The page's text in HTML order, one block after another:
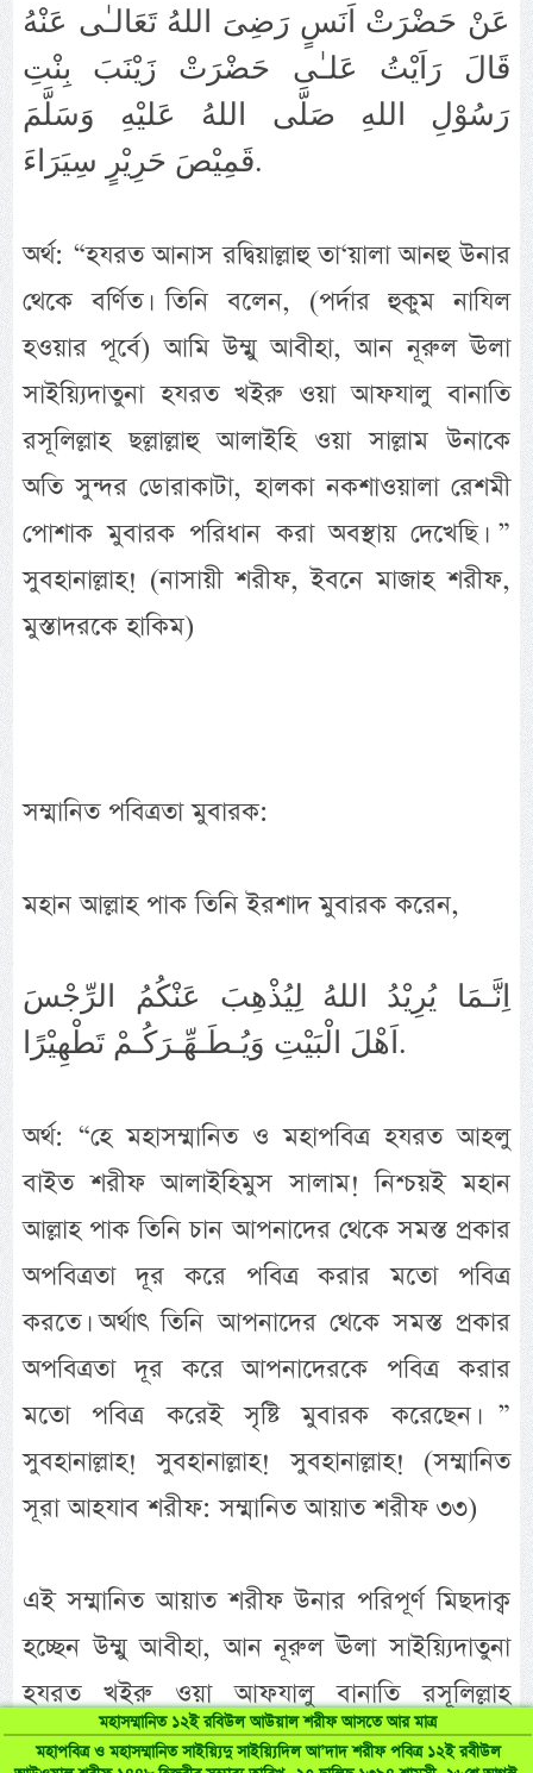
মহাসম্মানিত ১২ই রবিউল আউয়াল শরীফ আসতে আর মাত্র
মহাপবিত্র ও মহাসম্মানিত সাইয়্যিদু সাইয়্যিদিল আ’দাদ শরীফ পবিত্র ১২ই রবীউল
عَنْ حَضْرَتْ اَنَسٍ رَضِىَ اللهُ تَعَالـٰى عَنْهُ
قَالَ رَاَيْتُ عَلـٰى حَضْرَتْ زَيْنَبَ بِنْتِ
رَسُوْلِ اللهِ صَلَّى اللهُ عَليْهِ وَسَلَّمَ
قَمِيْصَ حَرِيْرٍ سِيَرَاءَ.
অর্থ: “হযরত আনাস রদ্বিয়াল্লাহু তা‘য়ালা আনহু উনার
থেকে বর্ণিত। তিনি বলেন, (পর্দার হুকুম নাযিল
হওয়ার পূর্বে) আমি উম্মু আবীহা, আন নূরুল ঊলা
সাইয়্যিদাতুনা হযরত খইরু ওয়া আফযালু বানাতি
রসূলিল্লাহ ছল্লাল্লাহু আলাইহি ওয়া সাল্লাম উনাকে
অতি সুন্দর ডোরাকাটা, হালকা নকশাওয়ালা রেশমী
পোশাক মুবারক পরিধান করা অবস্থায় দেখেছি। ”
সুবহানাল্লাহ! (নাসায়ী শরীফ, ইবনে মাজাহ শরীফ,
মুস্তাদরকে হাকিম)
সম্মানিত পবিত্রতা মুবারক:
মহান আল্লাহ পাক তিনি ইরশাদ মুবারক করেন,
اِنَّـمَا يُرِيْدُ اللهُ لِيُذْهِبَ عَنْكُمُ الرِّجْسَ
اَهْلَ الْبَيْتِ وَيُـطَـهِّـرَكُـمْ تَطْهِيْرًا.
অর্থ: “হে মহাসম্মানিত ও মহাপবিত্র হযরত আহলু
বাইত শরীফ আলাইহিমুস সালাম! নিশ্চয়ই মহান
আল্লাহ পাক তিনি চান আপনাদের থেকে সমস্ত প্রকার
অপবিত্রতা দূর করে পবিত্র করার মতো পবিত্র
করতে। অর্থাৎ তিনি আপনাদের থেকে সমস্ত প্রকার
অপবিত্রতা দূর করে আপনাদেরকে পবিত্র করার
মতো পবিত্র করেই সৃষ্টি মুবারক করেছেন। ”
সুবহানাল্লাহ! সুবহানাল্লাহ! সুবহানাল্লাহ! (সম্মানিত
সূরা আহযাব শরীফ: সম্মানিত আয়াত শরীফ ৩৩)
এই সম্মানিত আয়াত শরীফ উনার পরিপূর্ণ মিছদাক্ব
হচ্ছেন উম্মু আবীহা, আন নূরুল ঊলা সাইয়্যিদাতুনা
হযরত খইরু ওয়া আফযালু বানাতি রসূলিল্লাহ
ছল্লাল্লাহু আলাইহি ওয়া সাল্লাম তিনি। সুবহানাল্লাহ!